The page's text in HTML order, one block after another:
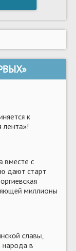
к
лента»!
с
дают старт
миллионы
славы,
народа в